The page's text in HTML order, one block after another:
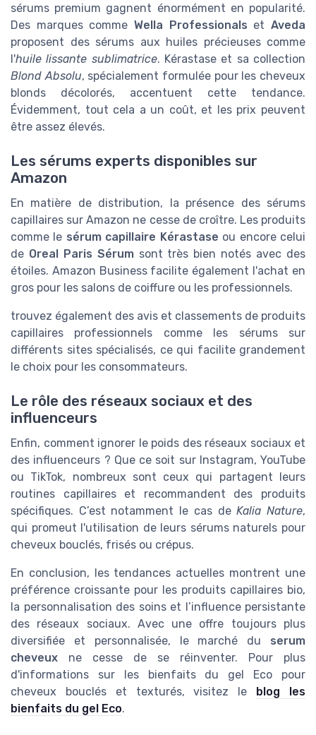
sérums premium gagnent énormément en popularité.
Des marques comme Wella Professionals etAveda
proposent des sérums aux huiles précieuses comme
l'huile lissante sublimatrice. Kérastase et sa collection
Blond Absolu, spécialement formulée pour les cheveux
blonds décolorés, accentuent cette tendance.
Évidemment, tout cela a un coût, et les prix peuvent
être assez élevés.
Les sérums experts disponibles sur
Amazon
En matière de distribution, la présence des sérums
capillaires sur Amazon ne cesse de croître. Les produits
comme le sérum capillaire Kérastase ou encore celui
de Oreal Paris Sérumsont très bien notés avec des
étoiles. Amazon Business facilite également l'achat en
gros pour les salons de coiffure ou les professionnels.
trouvez également des avis et classements de produits
capillaires professionnels comme les sérums sur
différents sites spécialisés, ce qui facilite grandement
le choix pour les consommateurs.
Le rôle des réseaux sociaux et des
influenceurs
Enfin, comment ignorer le poids des réseaux sociaux et
des influenceurs ? Que ce soit sur Instagram, YouTube
ou TikTok, nombreux sont ceux qui partagent leurs
routines capillaires et recommandent des produits
spécifiques. C’est notamment le cas deKalia Nature,
qui promeut l'utilisation de leurs sérums naturels pour
cheveux bouclés, frisés ou crépus.
En conclusion, les tendances actuelles montrent une
préférence croissante pour les produits capillaires bio,
la personnalisation des soins et l’influence persistante
des réseaux sociaux. Avec une offre toujours plus
diversifiée et personnalisée, le marché du serum
cheveux ne cesse de se réinventer. Pour plus
d'informations sur les bienfaits du gel Eco pour
cheveux bouclés et texturés, visitez le
blog les
bienfaits du gel Eco.